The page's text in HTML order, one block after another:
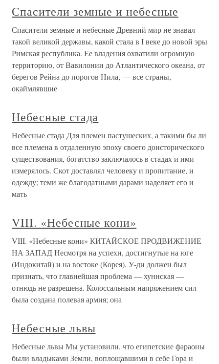
Спасители земные и небесные
Спасители земные и небесные Древний мир не знавал
такой великой державы, какой стала в I веке до новой эры
Римская республика. Ее владения охватили огромную
территорию, от Вавилонии до Атлантического океана, от
берегов Рейна до порогов Нила, — все страны,
окаймлявшие
Небесные стада
Небесные стада Для племен пастушеских, а такими бы ли
все племена в отдаленную эпоху своего доисторического
существования, богатство заключалось в стадах и ими
измерялось. Скот доставлял человеку и пропитание, и
одежду; теми же благодатными дарами наделяет его и
мать
VIII. «Небесные кони»
VIII. «Небесные кони» КИТАЙСКОЕ ПРОДВИЖЕНИЕ
НА ЗАПАД Несмотря на успехи, достигнутые на юге
(Индокитай) и на востоке (Корея), У-ди должен был
признать, что главнейшая проблема — хуннская —
отнюдь не разрешена. Колоссальным напряжением сил
была создана полевая армия; она
Небесные львы
Небесные львы Мы установили, что египетские фараоны
были владыками Земли, воплощавшими в себе Гора и